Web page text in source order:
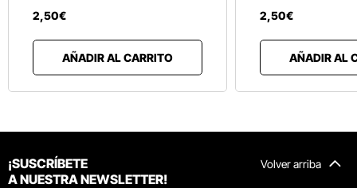
2,50€
AÑADIR AL CARRITO
2,50€
AÑADIR AL
Volver arriba
¡SUSCRÍBETE
A NUESTRA NEWSLETTER!